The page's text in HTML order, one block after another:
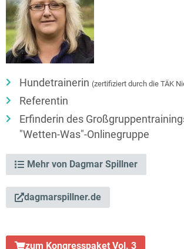
Hundetrainerin (zertifiziert durch die TÄK
Referentin
Erfinderin des
"Wetten-Was"-Onlinegruppe
Mehr von Dagmar Spillner
dagmarspillner.de
zum Kongresspaket Vol. 3